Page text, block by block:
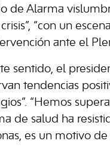
de Alarma
“con un
ante el
sentido, el
tendencias
“Hemos
de salud ha
es un motivo de